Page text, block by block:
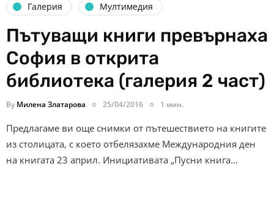
Галерия Мултимедия
Пътуващи книги превърнаха
София в открита
библиотека (галерия 2 част)
By Милена Златарова 25/04/2016 1 мин.
Предлагаме ви още снимки от пътешествието на книгите
из столицата, с което отбелязахме Международния ден
на книгата 23 април. Инициативата „Пусни книга…